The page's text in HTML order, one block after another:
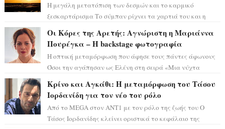
Η μεγάλη μετατόπιση των δεσμών και το καρμικό
ξεσκαρτάρισμα Το σύμπαν ρίχνει τα χαρτιά του και η
Οι Κόρες της Αρετής: Αγνώριστη η Μαριάννα
Πουρέγκα – H backstage φωτογραφία
Η οπτική μεταμόρφωση που άφησε τους πάντες άφωνους
Όσοι την αγάπησαν ως Ελένη στη σειρά «Μια νύχτα
Κρίνο και Αγκάθι: Η μεταμόρφωση του Τάσου
Ιορδανίδη για τον νέο του ρόλο
Από το MEGA στον ΑΝΤ1 με τον ρόλο της ζωής του Ο
Τάσος Ιορδανίδης κλείνει οριστικά το κεφάλαιο της